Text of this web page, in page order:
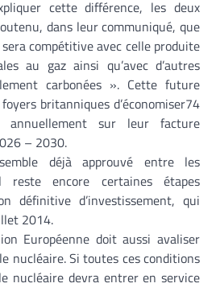
cette différence, les deux
dans leur communiqué, que
compétitive avec celle produite
au gaz ainsi qu’avec d’autres
carbonées ». Cette future
britanniques d’économiser74
annuellement sur leur facture
– 2030.
déjà approuvé entre les
reste encore certaines étapes
définitive d’investissement, qui
2014.
Européenne doit aussi avaliser
nucléaire. Si toutes ces conditions
nucléaire devra entrer en service